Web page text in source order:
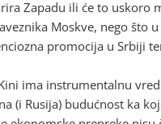
Zapadu ili će to
Moskve, nego što
promocija u Srbiji
ima instrumentalnu
(i Rusija) budućnost ka